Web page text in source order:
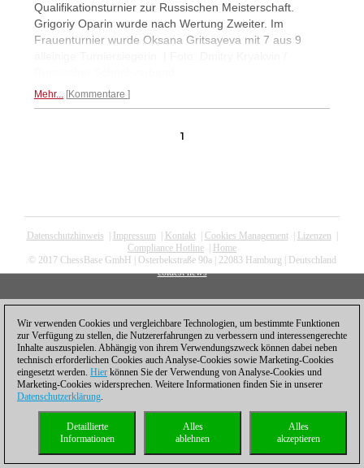
Qualifikationsturnier zur Russischen Meisterschaft.
Grigoriy Oparin wurde nach Wertung Zweiter. Im
Frauenturnier wurde Oksana Gritsayeva mit 7 aus 9
Mehr... Kommentare
1
Datenschutzhinweis Impressum| Kontakt| Cookies Management| Lizenzen
Compliance Hotline
Home
© 2017 ChessBase GmbH | Osterbekstraße 90a | 22083 Hamburg | Deutschland
coldest news
Wir verwenden Cookies und vergleichbare Technologien, um bestimmte Funktionen
zur Verfügung zu stellen, die Nutzererfahrungen zu verbessern und interessengerechte
Inhalte auszuspielen. Abhängig von ihrem Verwendungszweck können dabei neben
technisch erforderlichen Cookies auch Analyse-Cookies sowie Marketing-Cookies
eingesetzt werden. Hier können Sie der Verwendung von Analyse-Cookies und
Marketing-Cookies widersprechen. Weitere Informationen finden Sie in unserer
Datenschutzerklärung.
Alles
akzeptieren
Alles
ablehnen
Detaillierte
Informationen